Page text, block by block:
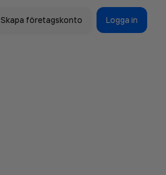
Skapa företagskonto Logga in